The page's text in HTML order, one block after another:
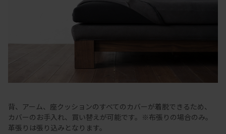
背、アーム、座クッションのすべてのカバーが着脱できるため、
カバーのお手入れ、買い替えが可能です。※布張りの場合のみ。
革張りは張り込みとなります。